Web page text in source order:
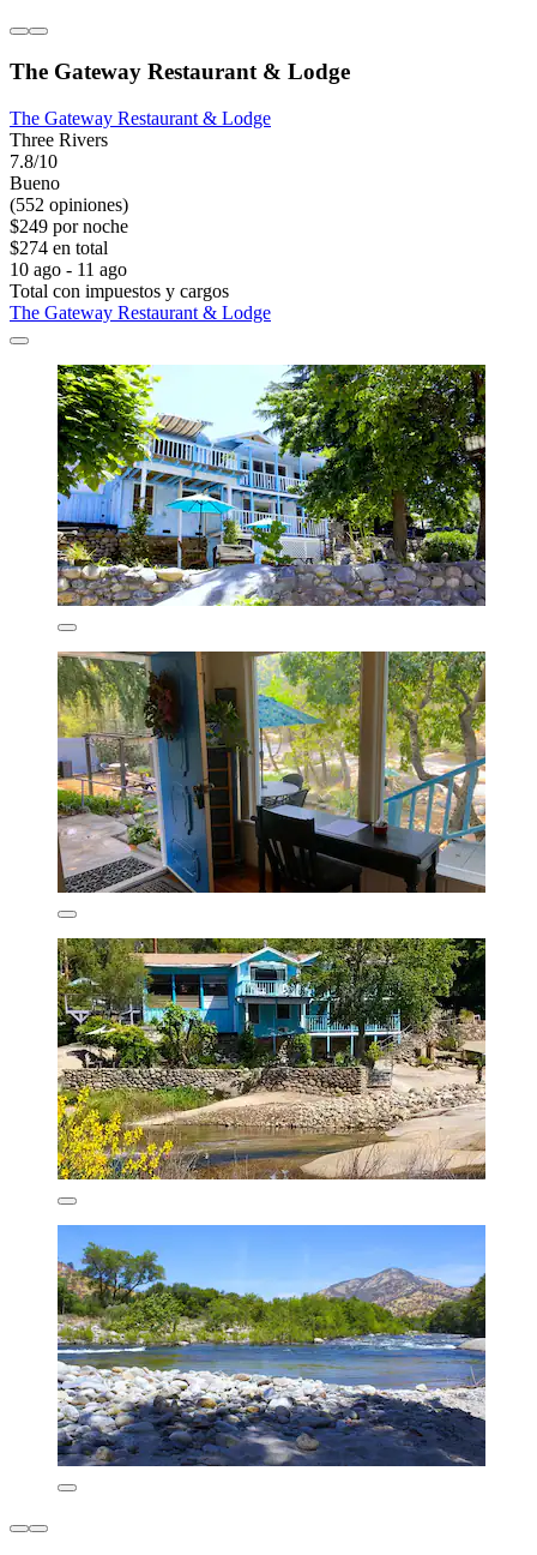
The Gateway Restaurant & Lodge
The Gateway Restaurant & Lodge
Three Rivers
7.8/10
Bueno
(552 opiniones)
$249 por noche
$274 en total
10 ago - 11 ago
Total con impuestos y cargos
The Gateway Restaurant & Lodge